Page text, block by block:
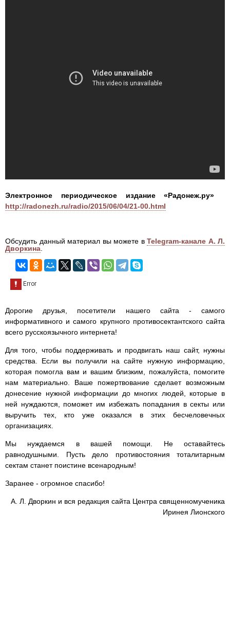
Электронное периодическое издание «Радонеж.ру»
http://radonezh.ru/radio/2015/06/04/21-00.html
Обсудить данный материал вы можете в Telegram-канале А. Л.
Дворкина
Дорогие друзья, посетители нашего сайта - самого
информативного и самого крупного противосектантского сайта
всего русскоязычного интернета!
Для того, чтобы поддерживать и продвигать наш сайт, нужны
средства. Если вы получили на сайте нужную информацию,
которая помогла вам и вашим близким, пожалуйста, помогите
нам материально. Ваше пожертвование сделает возможным
донесение нужной информации до многих людей, которые в
ней нуждаются, поможет им избежать попадания в секты или
выручить тех, кто уже оказался в этих бесчеловечных
организациях.
Мы нуждаемся в вашей помощи. Не оставайтесь
равнодушными. Пусть дело противостояния тоталитарным
сектам станет поистине всенародным!
Заранее - огромное спасибо!
А. Л. Дворкин и вся редакция сайта Центра священномученика
Иринея Лионского